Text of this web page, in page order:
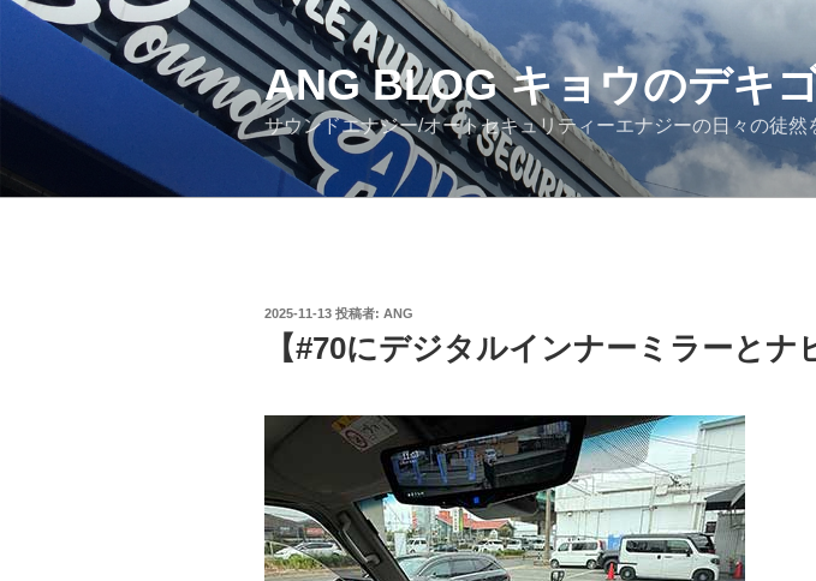
ン
ス
ANG BLOG キョウのデキ
サウンドエナジー/オートセキュリティーエナジーの日々の徒然
投
2025-11-13 投稿者: ANG
【#70にデジタルインナーミラーとナ